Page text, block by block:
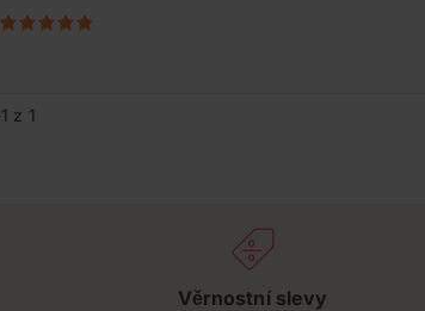
z 1
Věrnostní slevy